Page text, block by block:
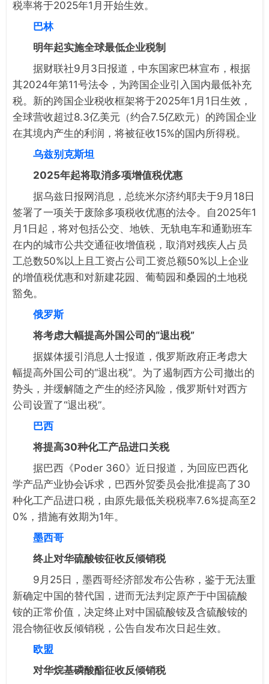
税率将于2025年1月开始生效。
巴林
明年起实施全球最低企业税制
据财联社9月3日报道，中东国家巴林宣布，根据
其2024年第11号法令，为跨国企业引入国内最低补充
税。新的跨国企业税收框架将于2025年1月1日生效，
全球营收超过8.3亿美元（约合7.5亿欧元）的跨国企业
在其境内产生的利润，将被征收15%的国内所得税。
乌兹别克斯坦
2025年起将取消多项增值税优惠
据乌兹日报网消息，总统米尔济约耶夫于9月18日
签署了一项关于废除多项税收优惠的法令。自2025年1
月1日起，将对包括公交、地铁、无轨电车和通勤班车
在内的城市公共交通征收增值税，取消对残疾人占员
工总数50%以上且工资占公司工资总额50%以上企业
的增值税优惠和对新建花园、葡萄园和桑园的土地税
豁免。
俄罗斯
将考虑大幅提高外国公司的“退出税”
据媒体援引消息人士报道，俄罗斯政府正考虑大
幅提高外国公司的“退出税”。为了遏制西方公司撤出的
势头，并缓解随之产生的经济风险，俄罗斯针对西方
公司设置了“退出税”。
巴西
将提高30种化工产品进口关税
据巴西《Poder 360》近日报道，为回应巴西化
学产品产业协会诉求，巴西外贸委员会批准提高了30
种化工产品进口税，由原先最低关税税率7.6%提高至2
0%，措施有效期为1年。
墨西哥
终止对华硫酸铵征收反倾销税
9月25日，墨西哥经济部发布公告称，鉴于无法重
新确定中国的替代国，进而无法判定原产于中国硫酸
铵的正常价值，决定终止对中国硫酸铵及含硫酸铵的
混合物征收反倾销税，公告自发布次日起生效。
欧盟
对华烷基磷酸酯征收反倾销税